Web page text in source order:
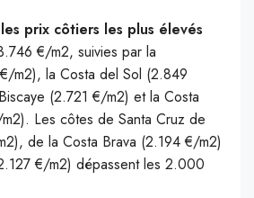
prix côtiers les plus élevés
€/m2, suivies par la
m2), la Costa del Sol (2.849
(2.721 €/m2) et la Costa
Les côtes de Santa Cruz de
de la Costa Brava (2.194 €/m2)
€/m2) dépassent les 2.000